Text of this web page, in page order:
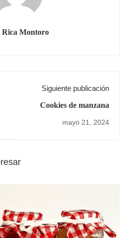
Rica Montoro
Siguiente publicación
Cookies de manzana
mayo 21, 2024